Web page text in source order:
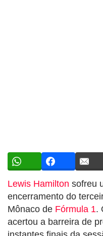
Lewis Hamilton sofreu
encerramento do
Mônaco de Fórmula 1.
acertou a barreira de